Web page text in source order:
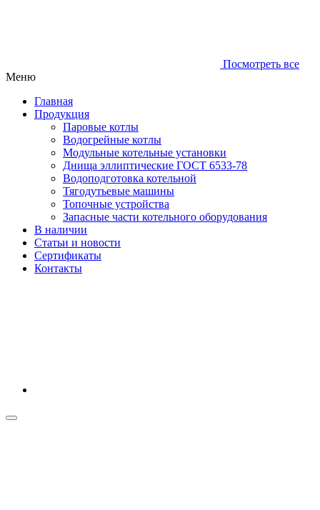
Посмотреть все
Меню
Главная
Продукция
Паровые котлы
Водогрейные котлы
Модульные котельные установки
Днища эллиптические ГОСТ 6533-78
Водоподготовка котельной
Тягодутьевые машины
Топочные устройства
Запасные части котельного оборудования
В наличии
Статьи и новости
Сертификаты
Контакты